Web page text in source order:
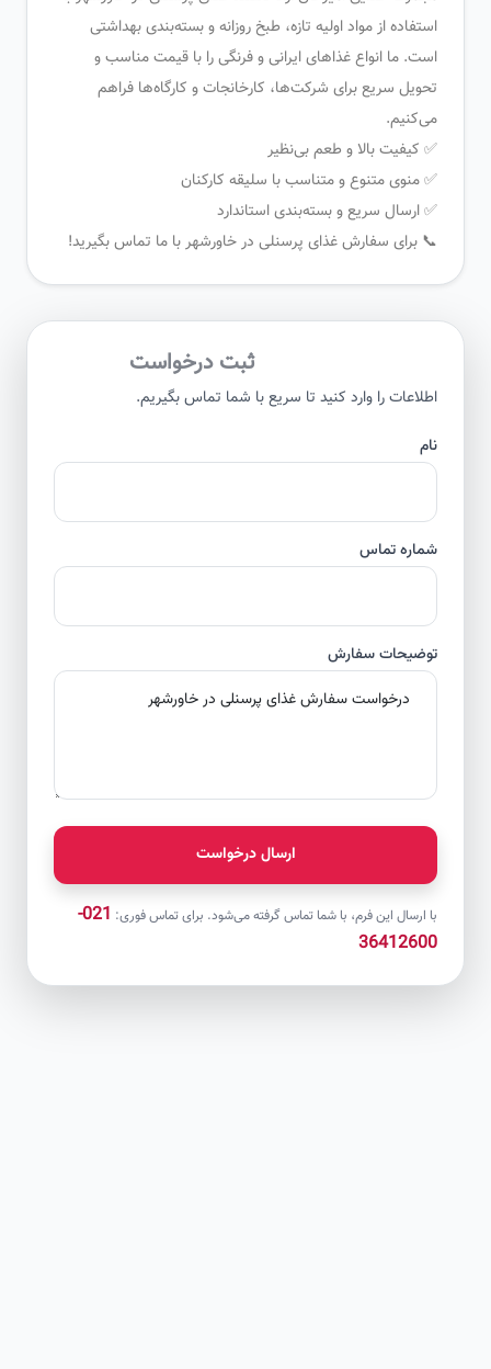
استفاده از مواد اولیه تازه، طبخ روزانه و بسته‌بندی بهداشتی
است. ما انواع غذاهای ایرانی و فرنگی را با قیمت مناسب و
تحویل سریع برای شرکت‌ها، کارخانجات و کارگاه‌ها فراهم
✅ کیفیت بالا و طعم بی‌نظیر
✅ منوی متنوع و متناسب با سلیقه کارکنان
✅ ارسال سریع و بسته‌بندی استاندارد
📞 برای سفارش غذای پرسنلی در خاورشهر با ما تماس بگیرید!
ثبت درخواست
اطلاعات را وارد کنید تا سریع با شما تماس بگیریم.
شماره تماس
توضیحات سفارش
ارسال درخواست
با ارسال این فرم، با شما تماس گرفته می‌شود. برای تماس فوری:
021-
36412600